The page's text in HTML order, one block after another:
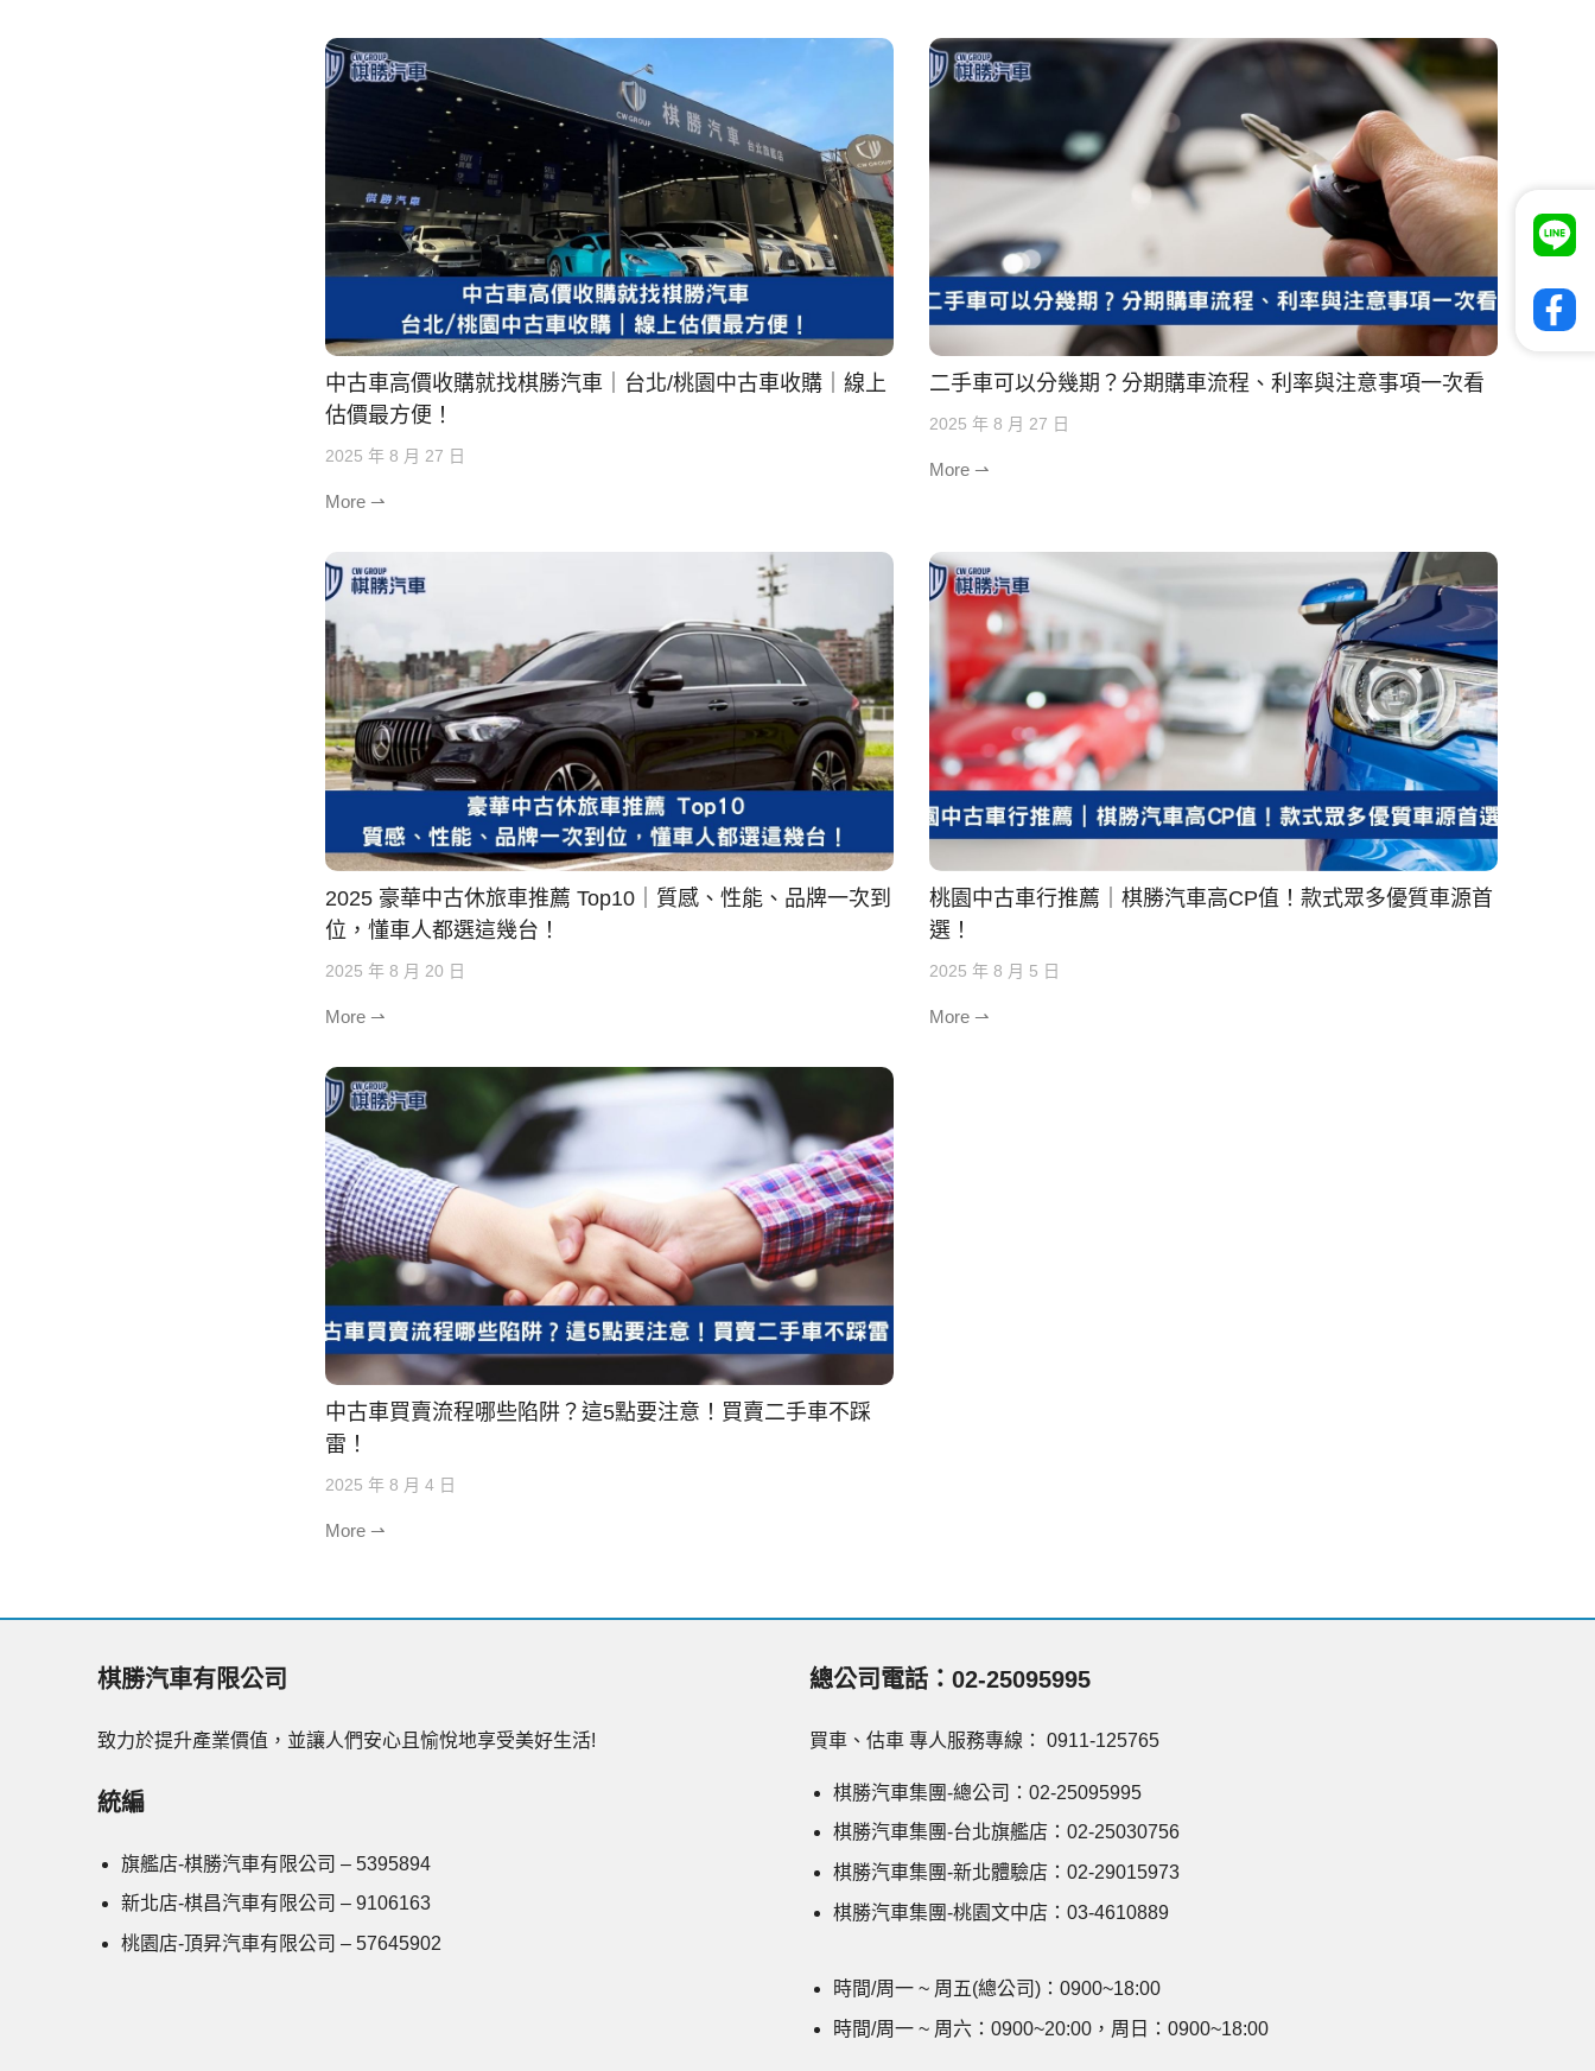
中古車高價收購就找棋勝汽車｜台北/桃園中古車收購｜線上
估價最方便！
2025 年 8 月 27 日
More ⇀
二手車可以分幾期？分期購車流程、利率與注意事項一次看
2025 年 8 月 27 日
More ⇀
2025 豪華中古休旅車推薦 Top10｜質感、性能、品牌一次到
位，懂車人都選這幾台！
2025 年 8 月 20 日
More ⇀
桃園中古車行推薦｜棋勝汽車高CP值！款式眾多優質車源首
選！
2025 年 8 月 5 日
More ⇀
中古車買賣流程哪些陷阱？這5點要注意！買賣二手車不踩
雷！
2025 年 8 月 4 日
More ⇀
棋勝汽車有限公司
致力於提升產業價值，並讓人們安心且愉悅地享受美好生活!
統編
旗艦店-棋勝汽車有限公司 – 5395894
新北店-棋昌汽車有限公司 – 9106163
桃園店-頂昇汽車有限公司 – 57645902
總公司電話：02-25095995
買車、估車 專人服務專線： 0911-125765
棋勝汽車集團-總公司：02-25095995
棋勝汽車集團-台北旗艦店：02-25030756
棋勝汽車集團-新北體驗店：02-29015973
棋勝汽車集團-桃園文中店：03-4610889
時間/周一 ~ 周五(總公司)：0900~18:00
時間/周一 ~ 周六：0900~20:00，周日：0900~18:00